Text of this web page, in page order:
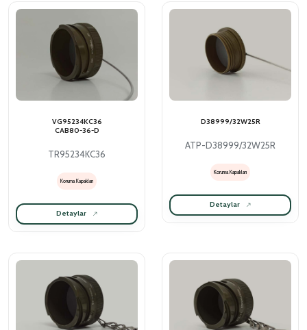
VG95234KC36
CAB80-36-D
TR95234KC36
Koruma Kapakları
Detaylar
D38999/32W25R
ATP-D38999/32W25R
Koruma Kapakları
Detaylar